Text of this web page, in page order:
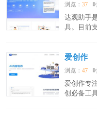
浏览：37
达观助手
具。目前
爱创作
浏览：47
爱创作专
创必备工